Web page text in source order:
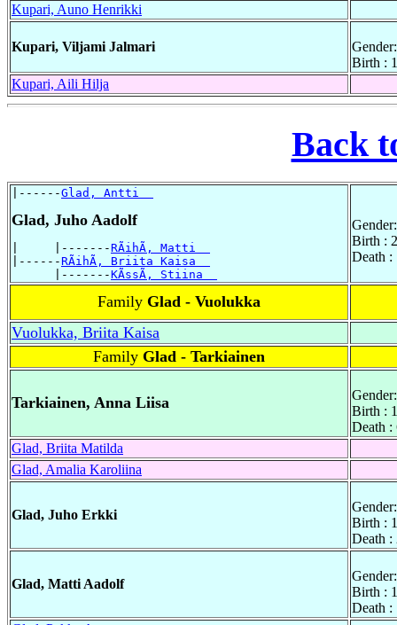
Kupari, Auno Henrikki
Kupari, Viljami Jalmari
Birth :
Kupari, Aili Hilja
Back
|------Glad, Antti
Glad, Juho Aadolf
|     |-------RÃihÃ, Matti
|------RÃihÃ, Briita Kaisa
      |-------
KÃssÃ, Stiina
Birth :
Death :
Family Glad - Vuolukka
Vuolukka, Briita Kaisa
Family Glad - Tarkiainen
Tarkiainen, Anna Liisa
Birth :
Death :
Glad, Briita Matilda
Glad, Amalia Karoliina
Glad, Juho Erkki
Birth :
Death :
Glad, Matti Aadolf
Birth :
Death :